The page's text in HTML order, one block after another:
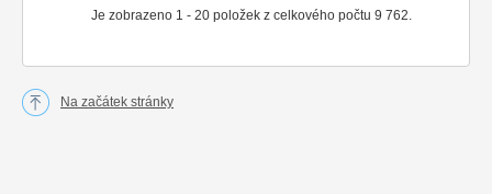
Je zobrazeno 1 - 20 položek z celkového počtu 9 762.
Na začátek stránky